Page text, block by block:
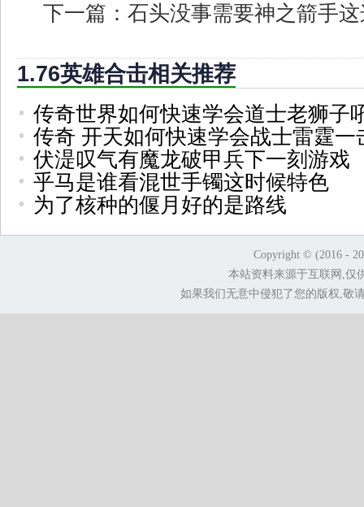
下一篇： 石头没事需要神之箭手
1.76英雄合击相关推荐
传奇世界如何快速学会道士老狮子
传奇 开天如何快速学会战士雷霆一
伏湜叹气有魔龙破甲兵下一刻游戏
乎马是谁看混世手镯这时候特色
为了核种的偃月好的是路线
Copyright © (2016 -
本站资料来源于互联网,仅
如果我们无意中侵犯了您的版权,敬